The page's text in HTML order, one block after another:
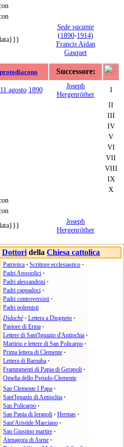
Sede vacante
(1890-1914)
Francis Aidan
Gasquet
Successore:
11 agosto 1890
Joseph
Hergenröther
I
II
III
IV
V
VI
VII
VIII
IX
X
Joseph
Hergenröther
Dottori dellaChiesa cattolica
Patristica · Scrittore ecclesiastico ·
Padri Apostolici ·
Padri alessandrini ·
Padri cappadoci ·
Padri controversisti ·
Padri polemisti
Didaché· Lettera a Diogneto ·
Pastore di Erma ·
Lettere di Sant'Ignazio d'Antiochia ·
Martirio e lettere di San Policarpo ·
Prima lettera di Clemente ·
Lettera di Barnaba ·
Frammmenti di Papia di Gerapoli ·
Omelia dello Pseudo-Clemente
San Clemente I Papa ·
Sant'Ignazio di Antiochia ·
San Policarpo ·
San Papia di Ierapoli · Hermas ·
Sant'Aristide Marciano ·
San Giustino martire ·
Atenagora di Atene ·